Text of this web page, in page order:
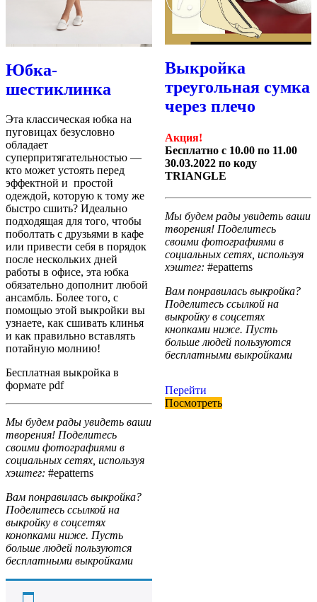
Юбка-
шестиклинка
Эта классическая юбка на
пуговицах безусловно
обладает
суперпритягательностью —
кто может устоять перед
эффектной и простой
одеждой, которую к тому же
быстро сшить? Идеально
подходящая для того, чтобы
поболтать с друзьями в кафе
или привести себя в порядок
после нескольких дней
работы в офисе, эта юбка
обязательно дополнит любой
ансамбль. Более того, с
помощью этой выкройки вы
узнаете, как сшивать клинья
и как правильно вставлять
потайную молнию!
Бесплатная выкройка в
формате pdf
Мы будем рады увидеть ваши
творения! Поделитесь
своими фотографиями в
социальных сетях, используя
хэштег: #epatterns
Вам понравилась выкройка?
Поделитесь ссылкой на
выкройку в соцсетях
конопками ниже. Пусть
больше людей пользуются
бесплатными выкройками
Выкройка
треугольная сумка
через плечо
Акция!
Бесплатно с 10.00 по 11.00
30.03.2022 по коду
TRIANGLE
Мы будем рады увидеть ваши
творения! Поделитесь
своими фотографиями в
социальных сетях, используя
хэштег: #epatterns
Вам понравилась выкройка?
Поделитесь ссылкой на
выкройку в соцсетях
кнопками ниже. Пусть
больше людей пользуются
бесплатными выкройками
Перейти
Посмотреть